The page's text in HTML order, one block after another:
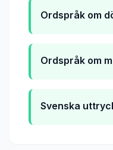
Ordspråk om
Ordspråk om
Svenska